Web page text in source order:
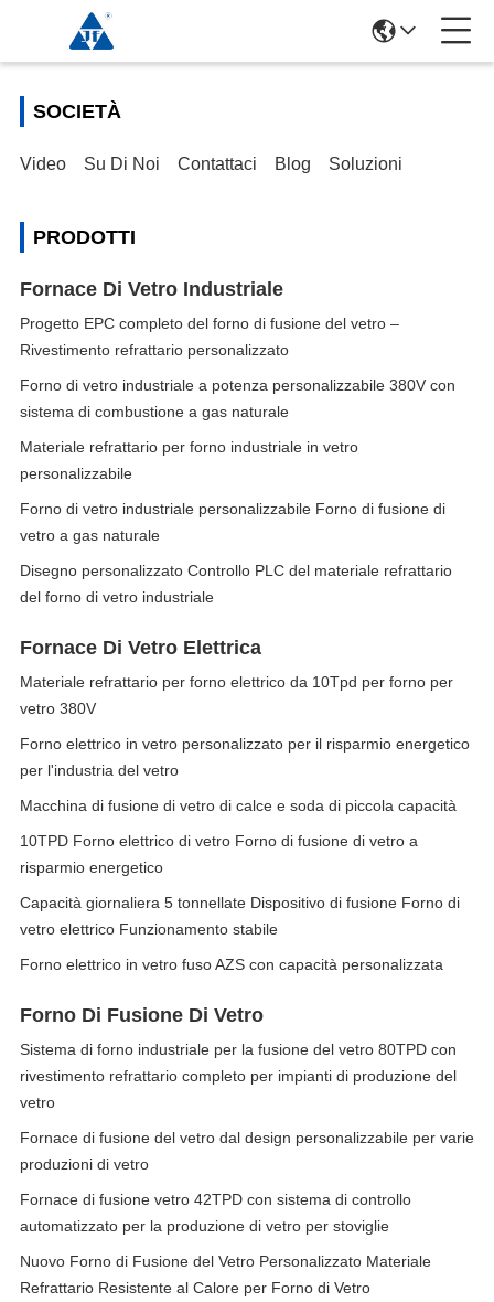
SOCIETÀ
Video Su Di Noi Contattaci Blog Soluzioni
PRODOTTI
Fornace Di Vetro Industriale
Progetto EPC completo del forno di fusione del vetro –
Rivestimento refrattario personalizzato
Forno di vetro industriale a potenza personalizzabile 380V con
sistema di combustione a gas naturale
Materiale refrattario per forno industriale in vetro
personalizzabile
Forno di vetro industriale personalizzabile Forno di fusione di
vetro a gas naturale
Disegno personalizzato Controllo PLC del materiale refrattario
del forno di vetro industriale
Fornace Di Vetro Elettrica
Materiale refrattario per forno elettrico da 10Tpd per forno per
vetro 380V
Forno elettrico in vetro personalizzato per il risparmio energetico
per l'industria del vetro
Macchina di fusione di vetro di calce e soda di piccola capacità
10TPD Forno elettrico di vetro Forno di fusione di vetro a
risparmio energetico
Capacità giornaliera 5 tonnellate Dispositivo di fusione Forno di
vetro elettrico Funzionamento stabile
Forno elettrico in vetro fuso AZS con capacità personalizzata
Forno Di Fusione Di Vetro
Sistema di forno industriale per la fusione del vetro 80TPD con
rivestimento refrattario completo per impianti di produzione del
vetro
Fornace di fusione del vetro dal design personalizzabile per varie
produzioni di vetro
Fornace di fusione vetro 42TPD con sistema di controllo
automatizzato per la produzione di vetro per stoviglie
Nuovo Forno di Fusione del Vetro Personalizzato Materiale
Refrattario Resistente al Calore per Forno di Vetro